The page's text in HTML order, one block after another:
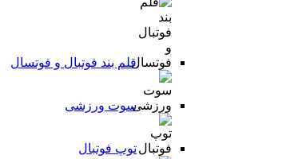
قلم بند فوتبال و فوتسال
سوت ورزشی
توپ فوتبال